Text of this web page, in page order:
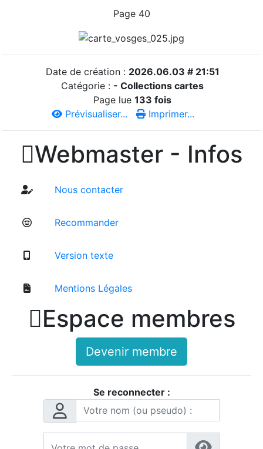
Page 40
Date de création : 2026.06.03 # 21:51
Catégorie : - Collections cartes
Page lue 133 fois
Prévisualiser...
Imprimer...
Webmaster - Infos
Nous contacter
Recommander
Version texte
Mentions Légales
Espace membres
Devenir membre
Se reconnecter :